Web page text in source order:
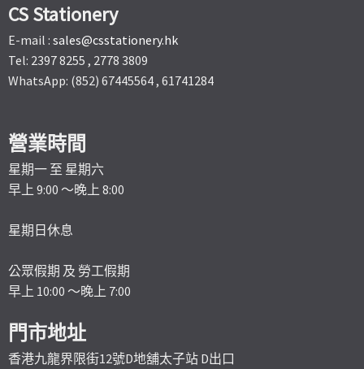
CS Stationery
E-mail : sales@csstationery.hk
Tel: 2397 8255 , 2778 3809
WhatsApp: (852) 67445564 , 61741284
營業時間
星期一 至 星期六
早上 9:00 ～晚上 8:00
星期日休息
公眾假期 及 勞工假期
早上 10:00 ～晚上 7:00
門市地址
香港九龍界限街12號D地舖太子站 D出口